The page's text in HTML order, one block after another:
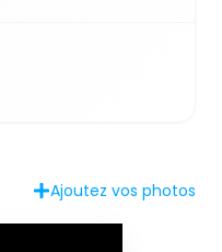
Ajoutez vos photos